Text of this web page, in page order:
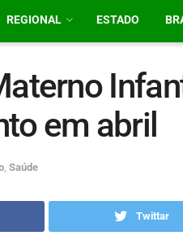
REGIONAL ESTADO
em abril
Saúde
Twittar